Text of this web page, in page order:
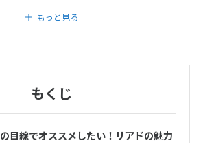
もっと見る
もくじ
目線でオススメしたい！リアドの魅力